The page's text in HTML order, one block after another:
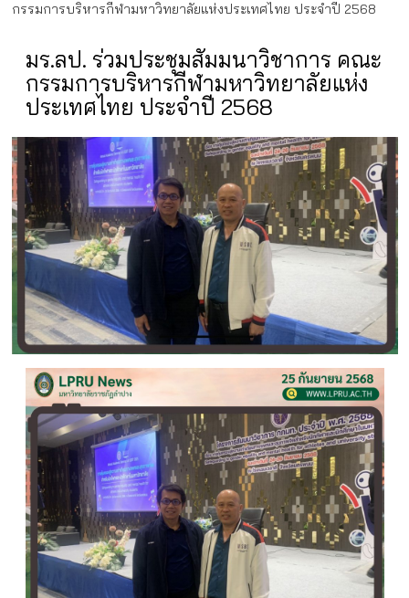
กรรมการบริหารกีฬามหาวิทยาลัยแห่งประเทศไทย ประจำปี 2568
มร.ลป. ร่วมประชุมสัมมนาวิชาการ คณะ
กรรมการบริหารกีฬามหาวิทยาลัยแห่ง
ประเทศไทย ประจำปี 2568